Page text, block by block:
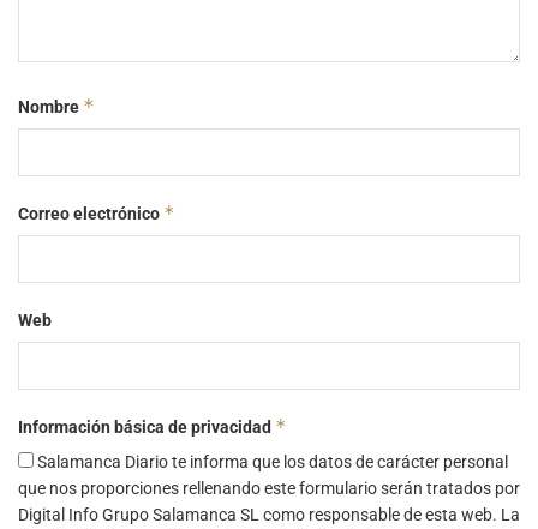
Nombre *
Correo electrónico *
Web
Información básica de privacidad *
Salamanca Diario te informa que los datos de carácter personal
que nos proporciones rellenando este formulario serán tratados por
Digital Info Grupo Salamanca SL como responsable de esta web. La